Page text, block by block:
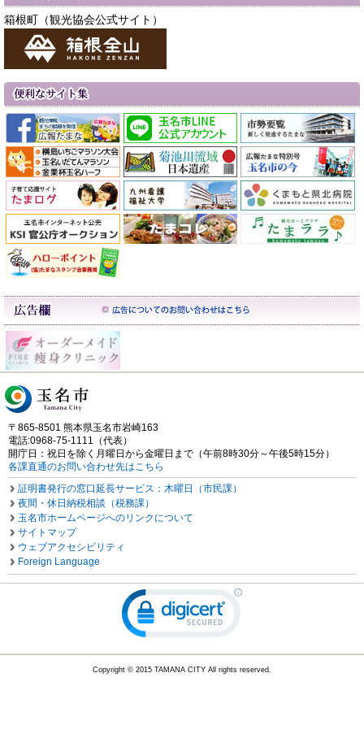
箱根町（観光協会公式サイト）
〒865-8501 熊本県玉名市岩崎163
電話:0968-75-1111（代表）
開庁日：祝日を除く月曜日から金曜日まで（午前8時30分～午後5時15分）
各課直通のお問い合わせ先はこちら
証明書発行の窓口延長サービス：木曜日（市民課）
夜間・休日納税相談（税務課）
玉名市ホームページへのリンクについて
サイトマップ
ウェブアクセシビリティ
Foreign Language
Copyright © 2015 TAMANA CITY All rights reserved.